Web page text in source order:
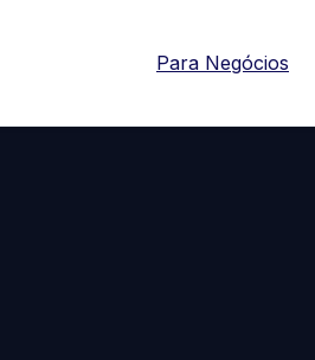
Para Negócios